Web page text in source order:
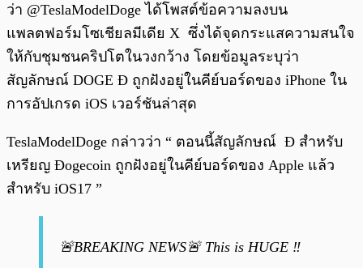
ว่า @TeslaModelDoge ได้โพสต์ข้อความลงบน
แพลตฟอร์มโซเชียลมีเดีย X ซึ่งได้จุดกระแสความสนใจ
ให้กับชุมชนคริปโตในวงกว้าง โดยข้อมูลระบุว่า
สัญลักษณ์ DOGE Ð ถูกฝังอยู่ในคีย์บอร์ดของ iPhone ใน
การอัปเกรด iOS เวอร์ชันล่าสุด
TeslaModelDoge กล่าวว่า “ ตอนนี้สัญลักษณ์ Ð สำหรับ
เหรียญ Ðogecoin ถูกฝังอยู่ในคีย์บอร์ดของ Apple แล้ว
สำหรับ iOS17 ”
🚨BREAKING NEWS🚨 This is HUGE ‼️